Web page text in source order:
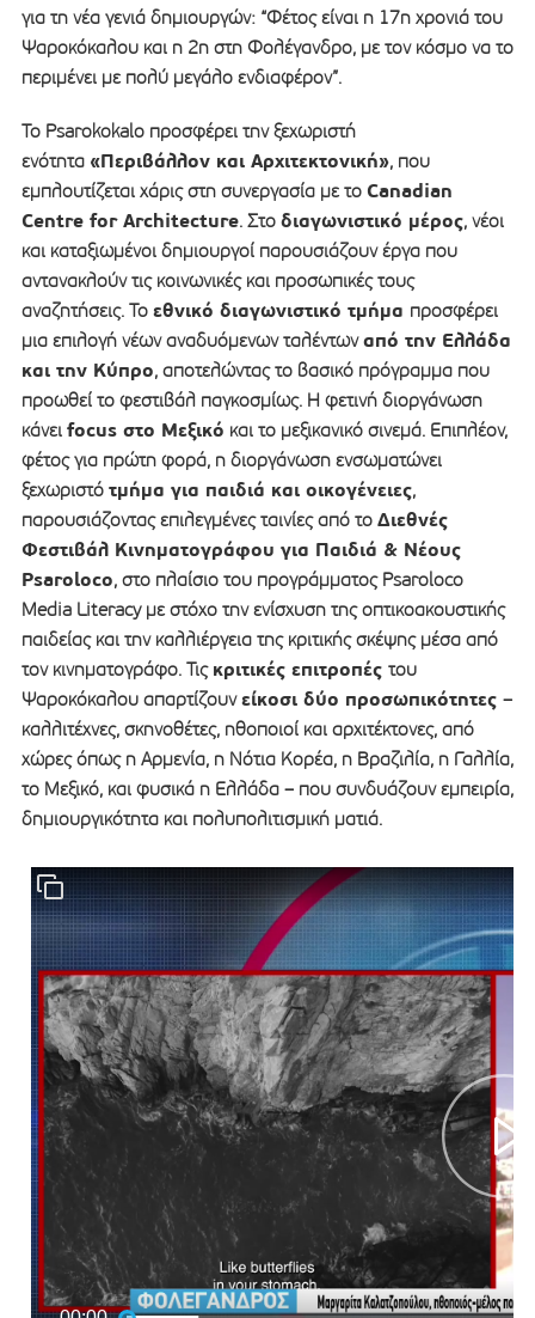
για τη νέα γενιά δημιουργών: “Φέτος είναι η 17η χρονιά του
Ψαροκόκαλου και η 2η στη Φολέγανδρο, με τον κόσμο να το
περιμένει με πολύ μεγάλο ενδιαφέρον”.
Το Psarokokalo προσφέρει την ξεχωριστή
ενότητα «Περιβάλλον και Αρχιτεκτονική», που
εμπλουτίζεται χάρις στη συνεργασία με το Canadian
Centre for Architecture. Στο διαγωνιστικό μέρος, νέοι
και καταξιωμένοι δημιουργοί παρουσιάζουν έργα που
αντανακλούν τις κοινωνικές και προσωπικές τους
αναζητήσεις. Το εθνικό διαγωνιστικό τμήμα προσφέρει
μια επιλογή νέων αναδυόμενων ταλέντωναπό την Ελλάδα
και την Κύπρο, αποτελώντας το βασικό πρόγραμμα που
προωθεί το φεστιβάλ παγκοσμίως. Η φετινή διοργάνωση
κάνει focus στο Μεξικό και το μεξικανικό σινεμά. Επιπλέον,
φέτος για πρώτη φορά, η διοργάνωση ενσωματώνει
ξεχωριστό τμήμα για παιδιά και οικογένειες,
παρουσιάζοντας επιλεγμένες ταινίες από το Διεθνές
Φεστιβάλ Κινηματογράφου για Παιδιά & Νέους
Psaroloco, στο πλαίσιο του προγράμματος Psaroloco
Media Literacy με στόχο την ενίσχυση της οπτικοακουστικής
παιδείας και την καλλιέργεια της κριτικής σκέψης μέσα από
τον κινηματογράφο. Τις κριτικές επιτροπές του
Ψαροκόκαλου απαρτίζουνείκοσι δύο προσωπικότητες –
καλλιτέχνες, σκηνοθέτες, ηθοποιοί και αρχιτέκτονες, από
χώρες όπως η Αρμενία, η Νότια Κορέα, η Βραζιλία, η Γαλλία,
το Μεξικό, και φυσικά η Ελλάδα – που συνδυάζουν εμπειρία,
δημιουργικότητα και πολυπολιτισμική ματιά.